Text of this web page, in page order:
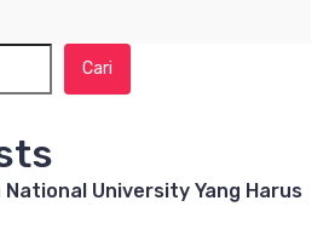
Cari
National University Yang Harus